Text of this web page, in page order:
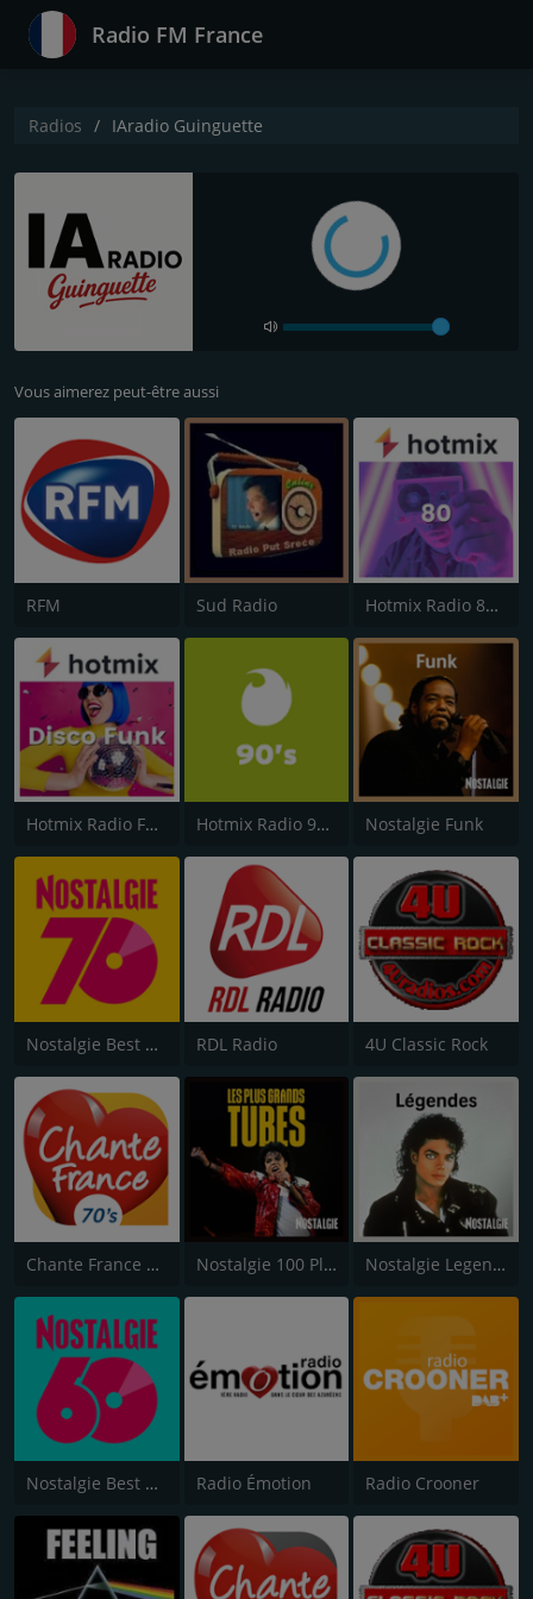
Radio FM France
Radios IAradio Guinguette
Vous aimerez peut-être aussi
RFM Sud Radio Hotmix Radio 80's
Hotmix Radio Funky Hotmix Radio 90's Nostalgie Funk
Nostalgie Best of 70s RDL Radio 4U Classic Rock
Chante France 70's Nostalgie 100 Plus Grandes Chansons Nostalgie Legendes
Nostalgie Best of 60's Radio Émotion Radio Crooner